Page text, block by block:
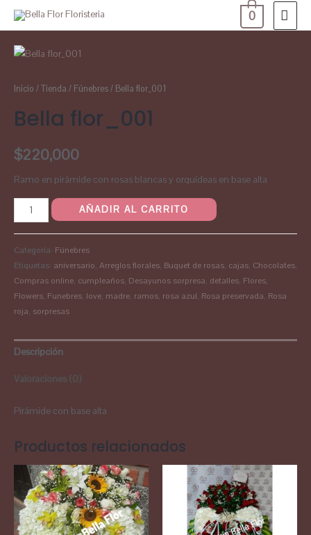
0
Inicio /Tienda / Fúnebres/ Bella flor_001
Bella flor_001
$220,000
Ramo en pirámide con rosas blancas y orquídeas en base alta
AÑADIR AL CARRITO
Categoría: Fúnebres
Etiquetas: aniversario, Arreglos florales, Buquet de rosas, cajas, Chocolates,
Compras online, cumpleaños, Desayunos sorpresa, detalles, Flores,
Flowers, Funebres, love, madre, ramos, rosa azul, Rosa preservada, Rosa
roja, sorpresas
Descripción
Valoraciones (0)
Pirámide con base alta
Productos relacionados